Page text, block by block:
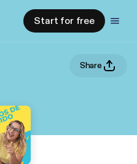
Start for free
Share